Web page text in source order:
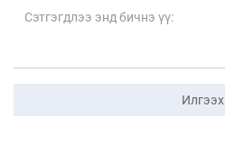
Илгээх